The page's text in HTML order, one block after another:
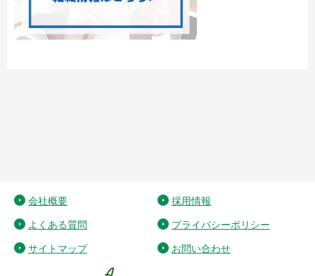
会社概要 採用情報
よくある質問 プライバシーポリシー
サイトマップ お問い合わせ